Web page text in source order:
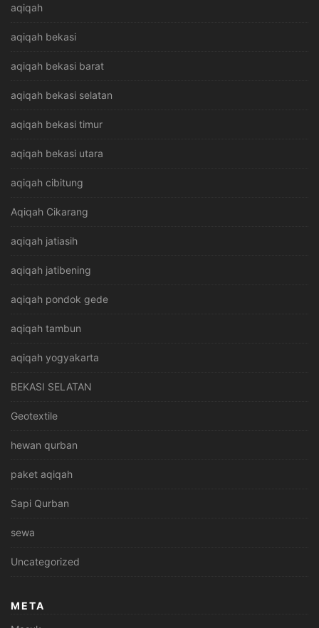
aqiqah
aqiqah bekasi
aqiqah bekasi barat
aqiqah bekasi selatan
aqiqah bekasi timur
aqiqah bekasi utara
aqiqah cibitung
Aqiqah Cikarang
aqiqah jatiasih
aqiqah jatibening
aqiqah pondok gede
aqiqah tambun
aqiqah yogyakarta
BEKASI SELATAN
Geotextile
hewan qurban
paket aqiqah
Sapi Qurban
sewa
Uncategorized
META